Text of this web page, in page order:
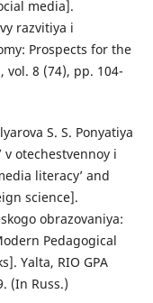
media].
razvitiya i
Prospects for the
vol. 8 (74), pp. 104-
S. S. Ponyatiya
v otechestvennoy i
literacyʼ and
science].
obrazovaniya:
Pedagogical
Yalta, RIO GPA
(In Russ.)